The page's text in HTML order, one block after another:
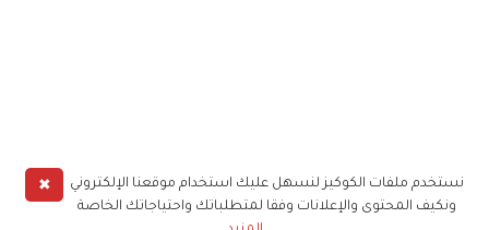
✖
نستخدم ملفات الكوكيز لنسهل عليك استخدام موقعنا الإلكتروني
ونكيف المحتوى والإعلانات وفقا لمتطلباتك واحتياجاتك الخاصة